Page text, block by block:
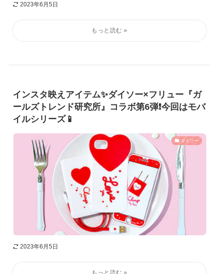
2023年6月5日
インスタ映えアイテム✨ダイソー×フリュー『ガ
ールズトレンド研究所』コラボ第6弾❗️今回はモバ
イルシリーズ📱
ダイソー
2023年6月5日